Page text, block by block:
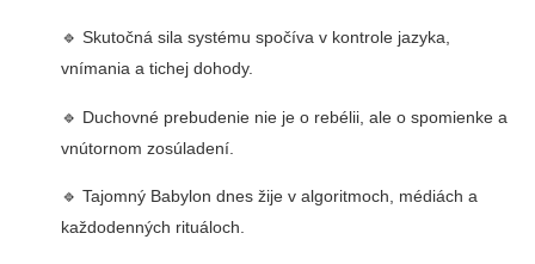
🔹 Skutočná sila systému spočíva v kontrole jazyka,
vnímania a tichej dohody.
🔹 Duchovné prebudenie nie je o rebélii, ale o spomienke a
vnútornom zosúladení.
🔹 Tajomný Babylon dnes žije v algoritmoch, médiách a
každodenných rituáloch.